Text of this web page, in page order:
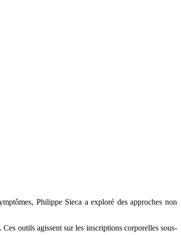
Philippe Sieca a exploré des approches non
outils agissent sur les inscriptions corporelles sous-